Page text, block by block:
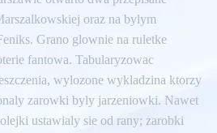
oraz na bylym
Grano glownie na ruletke
fantowa. Tabularyzowac
wylozone wykladzina ktorzy
zarowki byly jarzeniowki. Nawet
ustawialy sie od rany; zarobki